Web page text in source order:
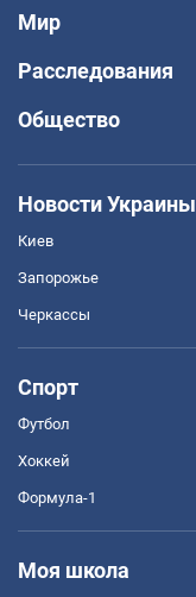
Мир
Расследования
Общество
Новости Украины
Киев
Запорожье
Черкассы
Спорт
Футбол
Хоккей
Формула-1
Моя школа